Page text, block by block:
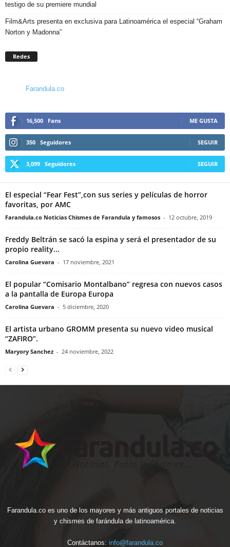
testigo de su premiere mundial
Film&Arts presenta en exclusiva para Latinoamérica el especial “Graham
Norton y Madonna”
Redes
Farandula.co
16,500 Fans ME GUSTA
350 Seguidores SEGUIR
3,099 Seguidores SEGUIR
El especial “Fear Fest”,con sus series y películas de horror
favoritas, por AMC
Farandula.co Noticias Chismes de Farandula y famosos - 12 octubre, 2019
Freddy Beltrán se sacó la espina y será el presentador de su
propio reality...
Carolina Guevara - 17 noviembre, 2021
El popular “Comisario Montalbano” regresa con nuevos casos
a la pantalla de Europa Europa
Carolina Guevara - 5 diciembre, 2020
El artista urbano GROMM presenta su nuevo video musical
“ZAFIRO”.
Maryory Sanchez - 24 noviembre, 2022
Farandula.co es uno de los mayores y más antiguos portales de noticias
y chismes de farándula de latinoamérica.
Contáctanos: info@farandula.co